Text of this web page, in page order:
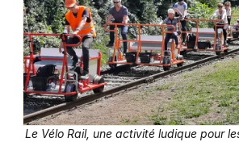
Le Vélo Rail, une activité ludique pour